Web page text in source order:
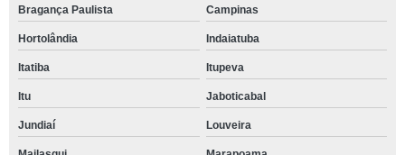
Bragança Paulista Campinas
Hortolândia Indaiatuba
Itatiba Itupeva
Itu Jaboticabal
Jundiaí Louveira